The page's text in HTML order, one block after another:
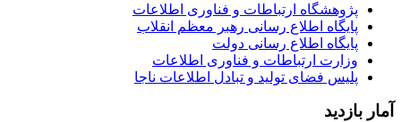
پژوهشگاه ارتباطات و فناوری اطلاعات
پایگاه اطلاع رسانی رهبر معظم انقلاب
پایگاه اطلاع رسانی دولت
وزارت ارتباطات و فناوری اطلاعات
پلیس فضای تولید و تبادل اطلاعات ناجا
آمار بازدید